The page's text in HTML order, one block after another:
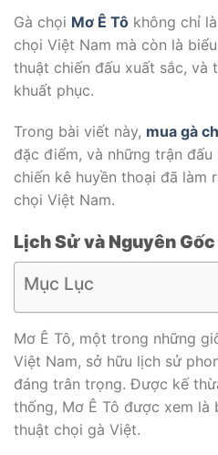
Gà chọi Mơ Ê Tô không chỉ
chọi Việt Nam mà còn là
thuật chiến đấu xuất sắc, và
khuất phục.
Trong bài viết này, mua gà
đặc điểm, và những trận đấu
chiến kê huyền thoại đã làm
chọi Việt Nam.
Lịch Sử và Nguyên Gốc
Mục Lục
Mơ Ê Tô, một trong những
Việt Nam, sở hữu lịch sử
đáng trân trọng. Được kế
thống, Mơ Ê Tô được xem là
thuật chọi gà Việt.